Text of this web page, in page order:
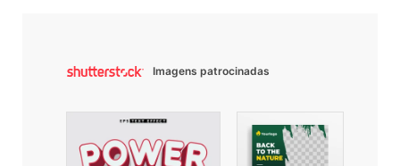
Imagens patrocinadas